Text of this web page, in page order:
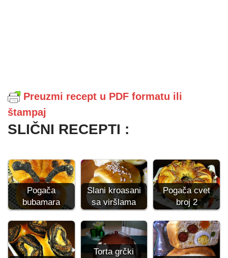
Preuzmi recept u PDF formatu ili
štampaj
SLIČNI RECEPTI :
Pogača
bubamara
Slani kroasani
sa viršlama
Pogača cvet
broj 2
Torta grčki